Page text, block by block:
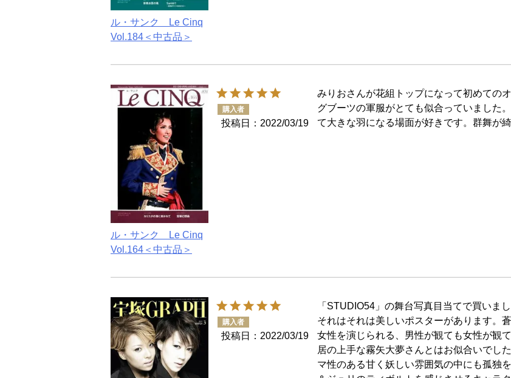
ル・サンク Le Cinq
Vol.184＜中古品＞
ル・サンク Le Cinq
Vol.164＜中古品＞
購入者
投稿日 2022/03/19
みりおさんが花組トップになって初めての
グブーツの軍服がとても似合っていました
て大きな羽になる場面が好きです。群舞が
購入者
投稿日 2022/03/19
「STUDIO54」の舞台写真目当てで買いま
それはそれは美しいポスターがあります。
女性を演じられる、男性が観ても女性が観
居の上手な霧矢大夢さんとはお似合いでし
マ性のある甘く妖しい雰囲気の中にも孤独